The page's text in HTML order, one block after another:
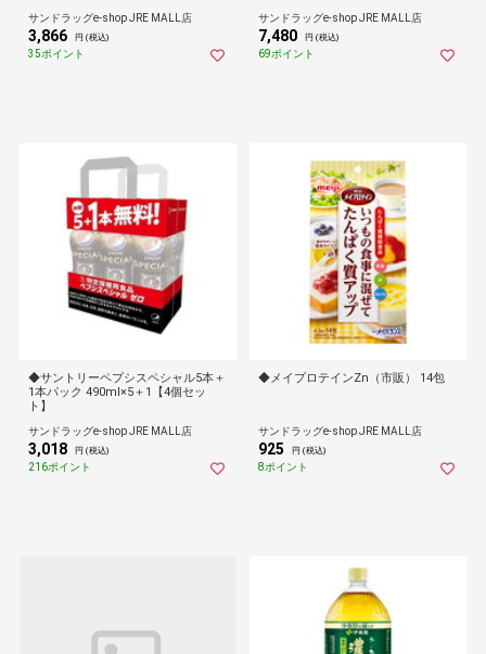
サンドラッグe-shop JRE MALL店
3,866 円 (税込)
35ポイント
サンドラッグe-shop JRE MALL店
7,480 円 (税込)
69ポイント
◆サントリーペプシスペシャル5本＋
1本パック 490ml×5＋1【4個セッ
ト】
サンドラッグe-shop JRE MALL店
3,018 円 (税込)
216ポイント
◆メイプロテインZn（市販） 14包
サンドラッグe-shop JRE MALL店
925 円 (税込)
8ポイント